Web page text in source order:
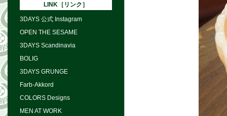
LINK［リンク］
3DAYS 公式 Instagram
OPEN THE SESAME
3DAYS Scandinavia
BOLIG
3DAYS GRUNGE
Farb-Akkord
COLORS Designs
MEN AT WORK